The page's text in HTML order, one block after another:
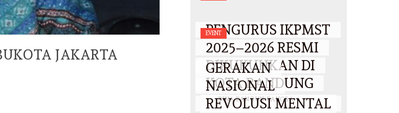
JAKARTA
PENGURUS IKPMST
2025–2026 RESMI
DIKUKUHKAN DI
KOTA BANDUNG
BY BINA BANGUN BANGSA /
25
OKTOBER 2025
EVENT
GERAKAN
NASIONAL
REVOLUSI MENTAL